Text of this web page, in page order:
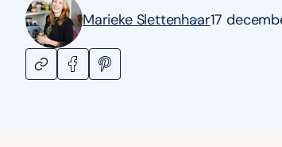
Marieke Slettenhaar17